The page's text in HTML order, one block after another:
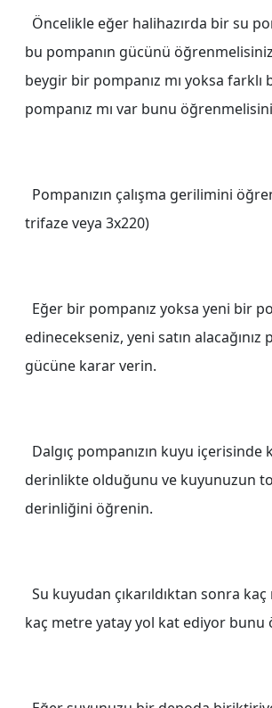
Öncelikle eğer halihazırda bir su
bu pompanın gücünü
beygir bir pompanız mı yoksa farklı
pompanız mı var bunu
Pompanızın çalışma gerilimini
trifaze veya 3x220)
Eğer bir pompanız yoksa yeni bir
edinecekseniz, yeni satın alacağınız
gücüne karar verin.
Dalgıç pompanızın kuyu içerisinde
derinlikte olduğunu ve kuyunuzun
derinliğini öğrenin.
Su kuyudan çıkarıldıktan sonra
kaç metre yatay yol kat ediyor bunu